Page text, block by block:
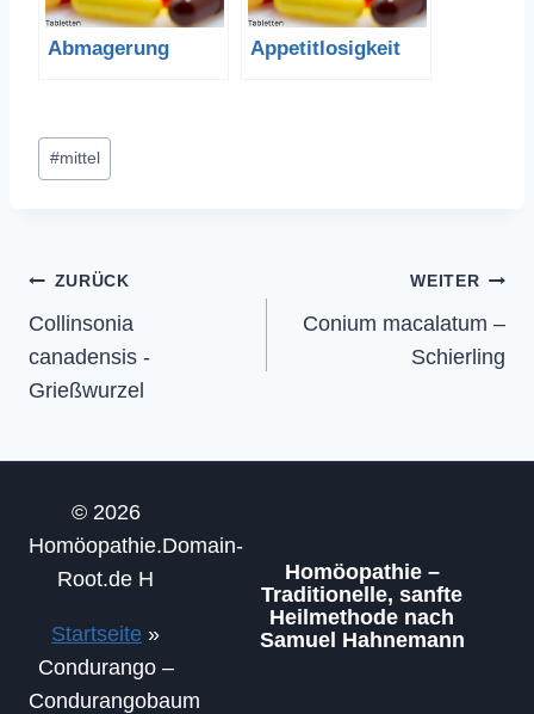
Abmagerung Appetitlosigkeit
Schlagworte:
#mittel
Beitragsnavigation
ZURÜCK
Collinsonia
canadensis -
Grießwurzel
WEITER
Conium macalatum –
Schierling
© 2026
Homöopathie.Domain-
Root.de H
Startseite »
Condurango –
Condurangobaum
Homöopathie –
Traditionelle, sanfte
Heilmethode nach
Samuel Hahnemann